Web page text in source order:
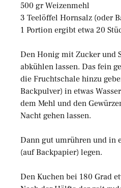
500 gr Weizenmehl
3 Teelöffel Hornsalz (oder
1 Portion ergibt etwa 20
Den Honig mit Zucker und
abkühlen lassen. Das fein
die Fruchtschale hinzu
Backpulver) in etwas
dem Mehl und den
Nacht gehen lassen.
Dann gut umrühren und in
(auf Backpapier) legen.
Den Kuchen bei 180 Grad